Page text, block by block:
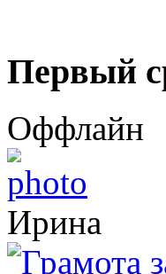
Первый
Оффлайн
Ирина